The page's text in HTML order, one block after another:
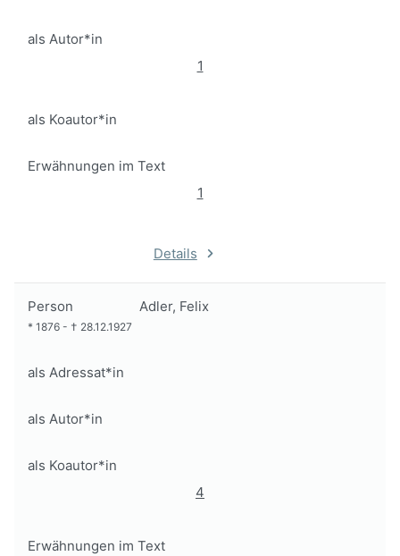
als Autor*in
1
als Koautor*in
Erwähnungen im Text
1
Details
Person Adler, Felix
* 1876 - † 28.12.1927
als Adressat*in
als Autor*in
als Koautor*in
4
Erwähnungen im Text